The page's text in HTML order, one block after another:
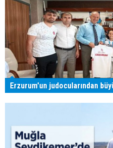
Erzurum'un judocularından